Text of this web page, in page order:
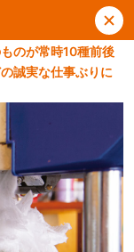
のが常時10種前後
誠実な仕事ぶりに